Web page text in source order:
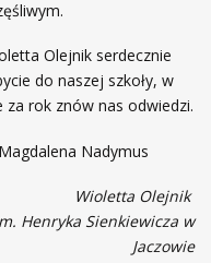
Olejnik serdecznie
do naszej szkoły, w
za rok znów nas odwiedzi.
Nadymus
Wioletta Olejnik
Henryka Sienkiewicza w
Jaczowie